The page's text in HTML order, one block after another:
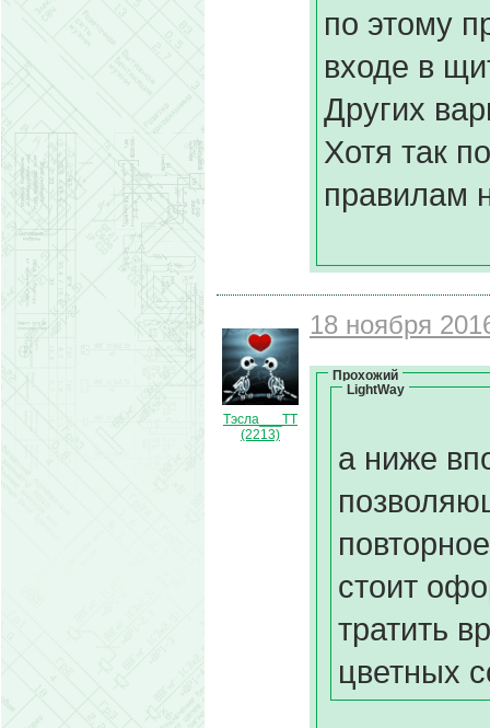
по этому
входе в
Других
Хотя так
правилам
Тэсла___ТТ
(2213)
18 ноября
Прохожий
LightWay
а ниже
стоит
тратить
цветных